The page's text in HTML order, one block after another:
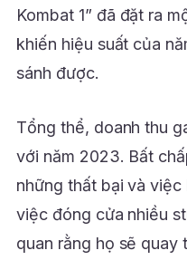
Kombat 1” đã đặt ra
khiến hiệu suất của
sánh được.
Tổng thể, doanh thu
với năm 2023. Bất
những thất bại và
việc đóng cửa nhiều
quan rằng họ sẽ quay